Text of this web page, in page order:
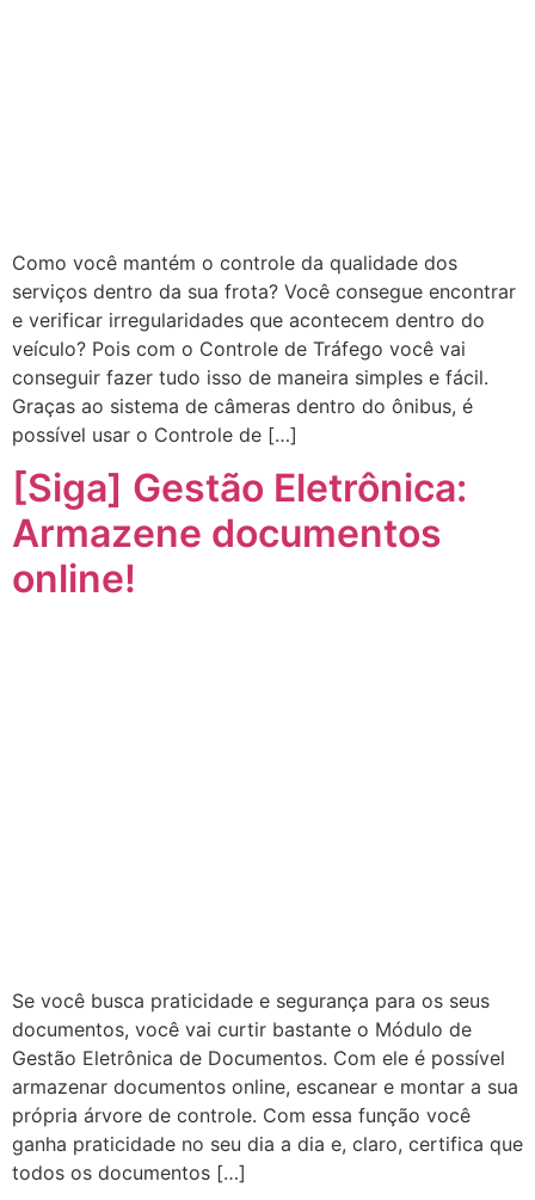
Como você mantém o controle da qualidade dos
serviços dentro da sua frota? Você consegue encontrar
e verificar irregularidades que acontecem dentro do
veículo? Pois com o Controle de Tráfego você vai
conseguir fazer tudo isso de maneira simples e fácil.
Graças ao sistema de câmeras dentro do ônibus, é
possível usar o Controle de […]
[Siga] Gestão Eletrônica:
Armazene documentos
online!
Se você busca praticidade e segurança para os seus
documentos, você vai curtir bastante o Módulo de
Gestão Eletrônica de Documentos. Com ele é possível
armazenar documentos online, escanear e montar a sua
própria árvore de controle. Com essa função você
ganha praticidade no seu dia a dia e, claro, certifica que
todos os documentos […]